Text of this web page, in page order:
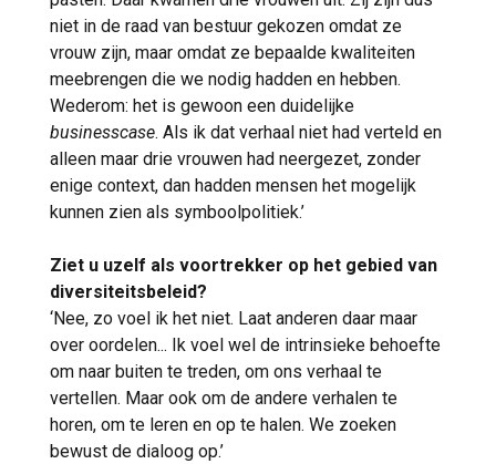
niet in de raad van bestuur gekozen omdat ze
vrouw zijn, maar omdat ze bepaalde kwaliteiten
meebrengen die we nodig hadden en hebben.
Wederom: het is gewoon een duidelijke
businesscase. Als ik dat verhaal niet had verteld en
alleen maar drie vrouwen had neergezet, zonder
enige context, dan hadden mensen het mogelijk
kunnen zien als symboolpolitiek.’
Ziet u uzelf als voortrekker op het gebied van
diversiteitsbeleid?
‘Nee, zo voel ik het niet. Laat anderen daar maar
over oordelen... Ik voel wel de intrinsieke behoefte
om naar buiten te treden, om ons verhaal te
vertellen. Maar ook om de andere verhalen te
horen, om te leren en op te halen. We zoeken
bewust de dialoog op.’